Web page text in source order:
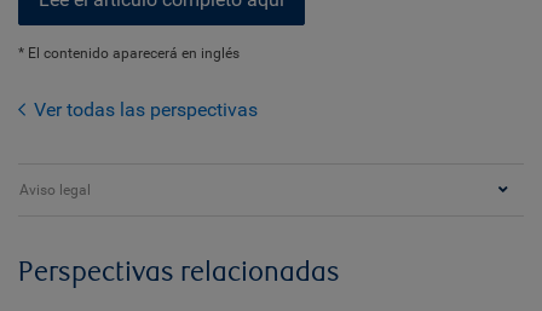
* El contenido aparecerá en inglés
Ver todas las perspectivas
Aviso legal
Perspectivas relacionadas